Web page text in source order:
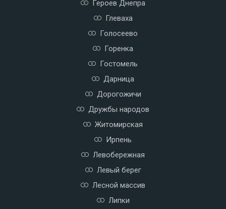
Героев Днепра
Глеваха
Голосеево
Горенка
Гостомель
Дарница
Дорогожичи
Дружбы народов
Житомирская
Ирпень
Левобережная
Левый берег
Лесной массив
Липки